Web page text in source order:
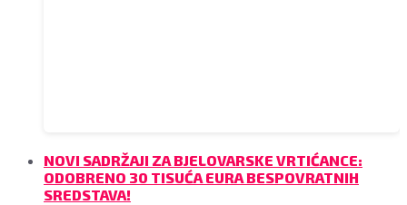
NOVI SADRŽAJI ZA BJELOVARSKE VRTIĆANCE:
ODOBRENO 30 TISUĆA EURA BESPOVRATNIH
SREDSTAVA!